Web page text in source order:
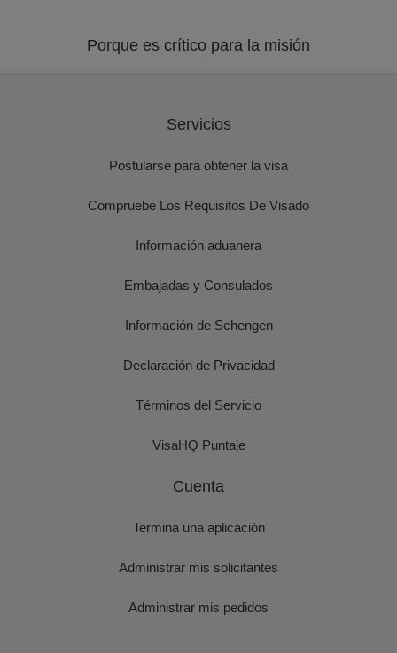
Porque es crítico para la misión
Servicios
Postularse para obtener la visa
Compruebe Los Requisitos De Visado
Información aduanera
Embajadas y Consulados
Información de Schengen
Declaración de Privacidad
Términos del Servicio
VisaHQ Puntaje
Cuenta
Termina una aplicación
Administrar mis solicitantes
Administrar mis pedidos